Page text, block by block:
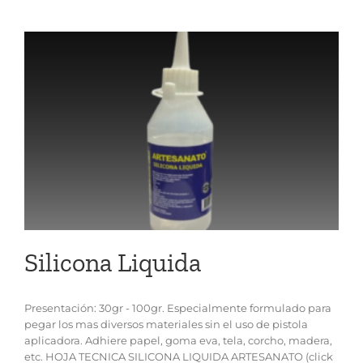
Silicona Liquida
Presentación: 30gr - 100gr. Especialmente formulado para
pegar los mas diversos materiales sin el uso de pistola
aplicadora. Adhiere papel, goma eva, tela, corcho, madera,
etc. HOJA TECNICA SILICONA LIQUIDA ARTESANATO (click